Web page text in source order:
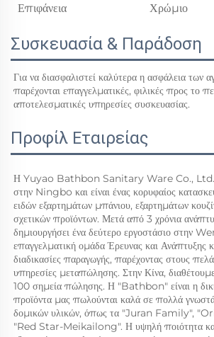
Επιφάνεια
Χρώμιο
Συσκευασία & Παράδοση
Για να διασφαλιστεί καλύτερα η ασφάλεια των
παρέχονται επαγγελματικές, φιλικές προς το
αποτελεσματικές υπηρεσίες συσκευασίας.
Προφίλ Εταιρείας
Η Yuyao Bathbon Sanitary Ware Co., Ltd.
στην Ningbo και είναι ένας κορυφαίος
ειδών εξαρτημάτων μπάνιου, εξαρτημάτων
σχετικών προϊόντων. Μετά από 3 χρόνια
δημιουργήσει ένα δεύτερο εργοστάσιο στην
επαγγελματική ομάδα Έρευνας και Ανάπτυξης
διαδικασίες παραγωγής, παρέχοντας στους
υπηρεσίες μεταπώλησης. Στην Κίνα,
100 σημεία πώλησης. Η "Bathbon" είναι η
προϊόντα μας πωλούνται καλά σε πολλά
δομικών υλικών, όπως τα "Juran Family",
"Red Star-Meikailong". Η υψηλή ποιότητα και